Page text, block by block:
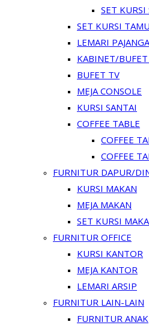
SET KURSI
SET KURSI TAMU
LEMARI
KABINET/
BUFET TV
MEJA CONSOLE
KURSI SANTAI
COFFEE TABLE
COFFEE
COFFEE
FURNITUR DAPUR/
KURSI MAKAN
MEJA MAKAN
SET KURSI
FURNITUR OFFICE
KURSI KANTOR
MEJA KANTOR
LEMARI ARSIP
FURNITUR LAIN-LAIN
FURNITUR ANAK